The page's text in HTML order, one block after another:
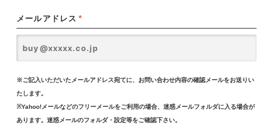
メールアドレス *
※ご記入いただいたメールアドレス宛てに、お問い合わせ内容の確認メールをお送りい
たします。
※Yahoo!メールなどのフリーメールをご利用の場合、迷惑メールフォルダに入る場合が
あります。迷惑メールのフォルダ・設定等をご確認下さい。